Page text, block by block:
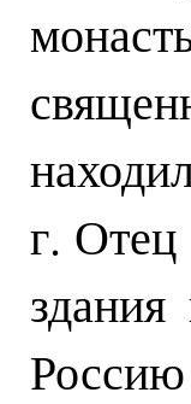
г.